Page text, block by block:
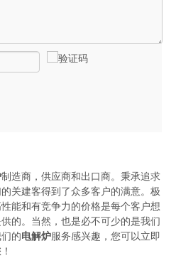
制造商，供应商和出口商。秉承追求
关建客得到了众多客户的满意。极
能和有竞争力的价格是每个客户想
的。当然，也是必不可少的是我们
的电解炉服务感兴趣，您可以立即